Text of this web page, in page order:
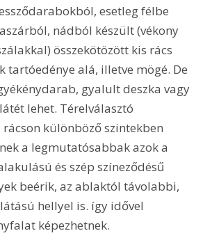
esetleg félbe
nádból készült (vékony
összekötözött kis rács
tartóedénye alá, illetve mögé. De
gyalult deszka vagy
lehet. Térelválasztó
különböző szintekben
a legmutatósabbak azok a
és szép színeződésű
beérik, az ablaktól távolabbi,
hellyel is. így idővel
képezhetnek.